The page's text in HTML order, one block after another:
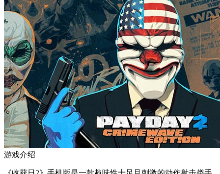
游戏介绍